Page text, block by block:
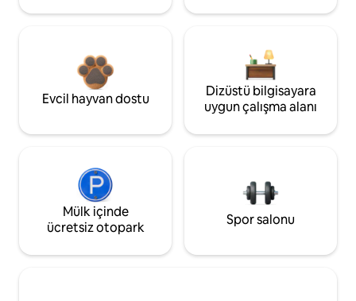
Evcil hayvan dostu
Dizüstü bilgisayara
uygun çalışma alanı
Mülk içinde
ücretsiz otopark
Spor salonu